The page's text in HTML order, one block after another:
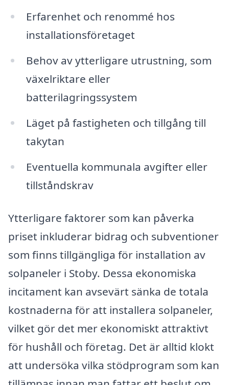
Erfarenhet och renommé hos
installationsföretaget
Behov av ytterligare utrustning, som
växelriktare eller
batterilagringssystem
Läget på fastigheten och tillgång till
takytan
Eventuella kommunala avgifter eller
tillståndskrav
Ytterligare faktorer som kan påverka
priset inkluderar bidrag och subventioner
som finns tillgängliga för installation av
solpaneler i Stoby. Dessa ekonomiska
incitament kan avsevärt sänka de totala
kostnaderna för att installera solpaneler,
vilket gör det mer ekonomiskt attraktivt
för hushåll och företag. Det är alltid klokt
att undersöka vilka stödprogram som kan